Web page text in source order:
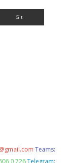
Teams:
0 726 Telegram: